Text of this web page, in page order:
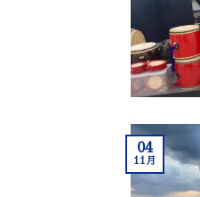
04
11月